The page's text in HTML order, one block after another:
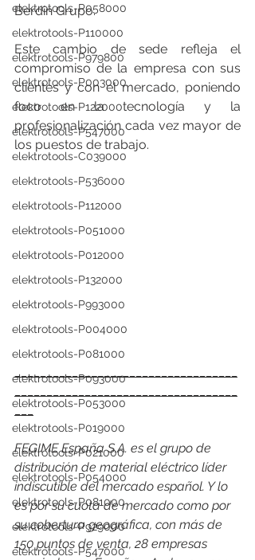
elektrotools-P058000
elektrotools-P110000
elektrotools-P979800
elektrotools-P003000
elektrotools-P122000
elektrotools-P547000
elektrotools-C039000
elektrotools-P536000
elektrotools-P112000
elektrotools-P051000
elektrotools-P012000
elektrotools-P132000
elektrotools-P993000
elektrotools-P004000
elektrotools-P081000
elektrotools-P093000
elektrotools-P053000
elektrotools-P019000
elektrotools-P021000
elektrotools-P054000
elektrotools-P081000
elektrotools-P929000
elektrotools-P547000
Berdin Grupo.
Este cambio de sede refleja el
compromiso de la empresa con sus
clientes y con el mercado, poniendo
foco en la tecnología y la
profesionalización cada vez mayor de
los puestos de trabajo.
___________________________________
___
FEGIME España S.A. es el grupo de
distribución de material eléctrico líder
indiscutible del mercado español. Y lo
es por su cuota de mercado como por
su cobertura geográfica, con más de
150 puntos de venta, 28 empresas